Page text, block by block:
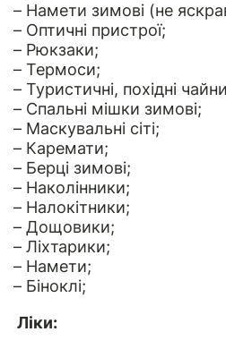
– Намети зимові (не
– Оптичні пристрої;
– Рюкзаки;
– Термоси;
– Туристичні, похідні
– Спальні мішки зимові;
– Маскувальні сіті;
– Каремати;
– Берці зимові;
– Наколінники;
– Налокітники;
– Дощовики;
– Ліхтарики;
– Намети;
– Біноклі;
Ліки: